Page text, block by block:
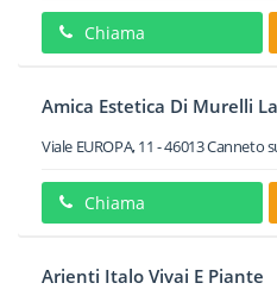
Chiama
Amica Estetica Di Murelli
Viale EUROPA, 11 -46013Canneto
Chiama
Arienti Italo Vivai E Piante